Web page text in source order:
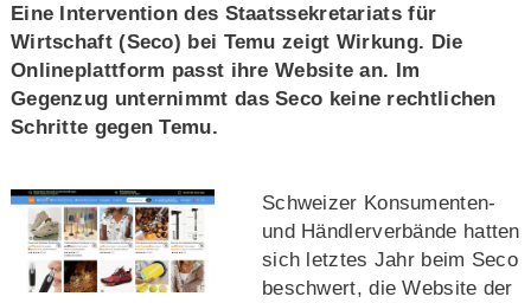
Eine Intervention des Staatssekretariats für
Wirtschaft (Seco) bei Temu zeigt Wirkung. Die
Onlineplattform passt ihre Website an. Im
Gegenzug unternimmt das Seco keine rechtlichen
Schritte gegen Temu.
Schweizer Konsumenten-
und Händlerverbände hatten
sich letztes Jahr beim Seco
beschwert, die Website der